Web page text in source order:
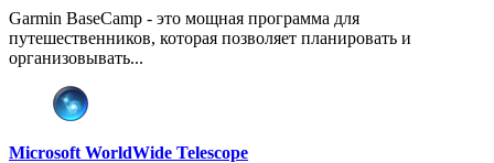
Garmin BaseCamp - это мощная программа для
путешественников, которая позволяет планировать и
организовывать...
Microsoft WorldWide Telescope